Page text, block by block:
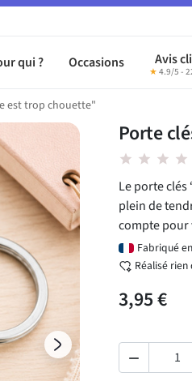
qui ? Occasions Avis
★ 4.9/5 -
est trop chouette"
Suivant
Porte
star star star star
Le porte
plein de
compte pour
Fabriqué
Réalisé
3,95 €
